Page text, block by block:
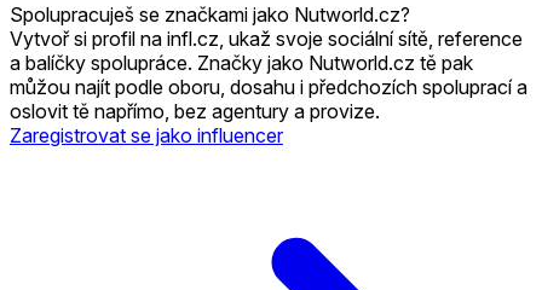
Spolupracuješ se značkami jako Nutworld.cz?
Vytvoř si profil na infl.cz, ukaž svoje sociální sítě, reference
a balíčky spolupráce. Značky jako Nutworld.cz tě pak
můžou najít podle oboru, dosahu i předchozích spoluprací a
oslovit tě napřímo, bez agentury a provize.
Zaregistrovat se jako influencer